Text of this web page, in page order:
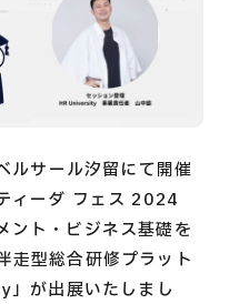
サール汐留にて開催
ィーダ フェス 2024
ント・ビジネス基礎を
走型総合研修プラット
が出展いたしまし